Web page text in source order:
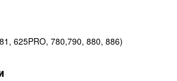
625PRO, 780,790, 880, 886)